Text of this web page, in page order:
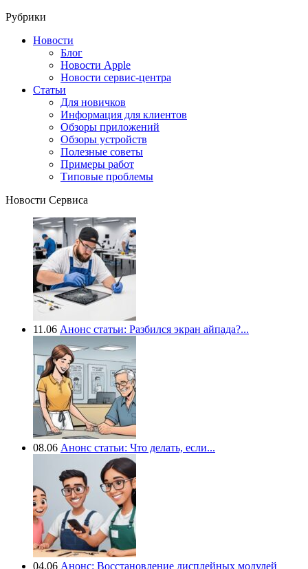
Рубрики
Новости
Блог
Новости Apple
Новости сервис-центра
Статьи
Для новичков
Информация для клиентов
Обзоры приложений
Обзоры устройств
Полезные советы
Примеры работ
Типовые проблемы
Новости Сервиса
11.06 Анонс статьи: Разбился экран айпада?...
08.06 Анонс статьи: Что делать, если...
04.06 Анонс: Восстановление дисплейных модулей